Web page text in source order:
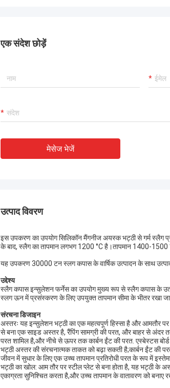
एक संदेश छोड़ें
मेसेज भेजें
उत्पाद विवरण
इस उपकरण का उपयोग सिलिकॉन मैंगनीज अयस्क भट्ठी से गर्म स्लैग
के बाद, स्लैग का तापमान लगभग 1200 °C है।तापमान 1400-
यह उपकरण 30000 टन स्लग कपास के वार्षिक उत्पादन के साथ
उद्देश्य
स्लैग कपास इन्सुलेशन फर्नेस का उपयोग मुख्य रूप से स्लैग कपास के
स्लग ऊन में प्रसंस्करण के लिए उपयुक्त तापमान सीमा के भीतर रखा
संरचना डिजाइन
अस्तरः यह इन्सुलेशन भट्ठी का एक महत्वपूर्ण हिस्सा है और आमतौर
से बना एक साइड अस्तर है, रैंपिंग सामग्री की परत, और बाहर से अंदर
परत शामिल है,और नीचे से ऊपर तक कार्बन ईंट की परत. एस्बेस्टस
भट्ठी अस्तर की संरचनात्मक ताकत को बढ़ा सकती है;कार्बन ईंट की
जीवन में सुधार के लिए एक उच्च तापमान प्रतिरोधी परत के रूप में
भट्ठी का खोल: आम तौर पर स्टील प्लेट से बना होता है, यह भट्ठी के
एकाग्रता सुनिश्चित करता है,और उच्च तापमान के वातावरण को बनाए